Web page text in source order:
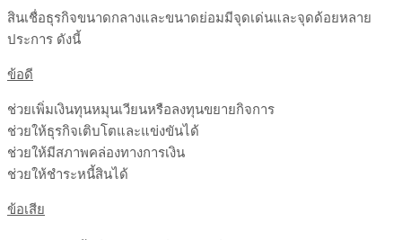
สินเชื่อธุรกิจขนาดกลางและขนาดย่อมมีจุดเด่นและจุดด้อยหลาย
ประการ ดังนี้
ข้อดี
ช่วยเพิ่มเงินทุนหมุนเวียนหรือลงทุนขยายกิจการ
ช่วยให้ธุรกิจเติบโตและแข่งขันได้
ช่วยให้มีสภาพคล่องทางการเงิน
ช่วยให้ชำระหนี้สินได้
ข้อเสีย